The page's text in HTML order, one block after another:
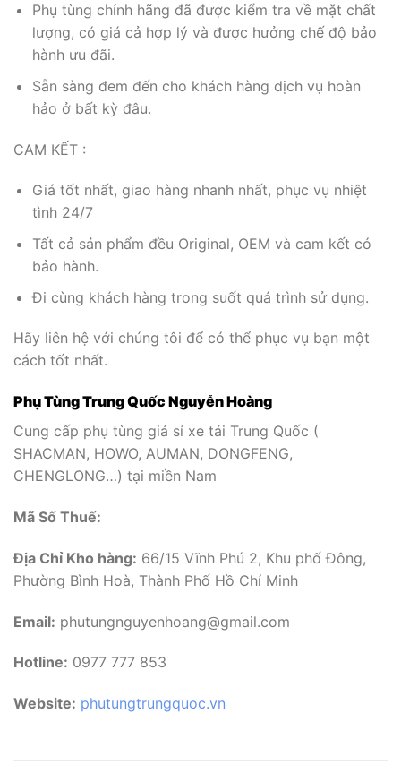
Phụ tùng chính hãng đã được kiểm tra về mặt chất
lượng, có giá cả hợp lý và được hưởng chế độ bảo
hành ưu đãi.
Sẵn sàng đem đến cho khách hàng dịch vụ hoàn
hảo ở bất kỳ đâu.
CAM KẾT :
Giá tốt nhất, giao hàng nhanh nhất, phục vụ nhiệt
tình 24/7
Tất cả sản phẩm đều Original, OEM và cam kết có
bảo hành.
Đi cùng khách hàng trong suốt quá trình sử dụng.
Hãy liên hệ với chúng tôi để có thể phục vụ bạn một
cách tốt nhất.
Phụ Tùng Trung Quốc Nguyễn Hoàng
Cung cấp phụ tùng giá sỉ xe tải Trung Quốc (
SHACMAN, HOWO, AUMAN, DONGFENG,
CHENGLONG…) tại miền Nam
Mã Số Thuế:
Địa Chỉ Kho hàng: 66/15 Vĩnh Phú 2, Khu phố Đông,
Phường Bình Hoà, Thành Phố Hồ Chí Minh
Email: phutungnguyenhoang@gmail.com
Hotline: 0977 777 853
Website: phutungtrungquoc.vn